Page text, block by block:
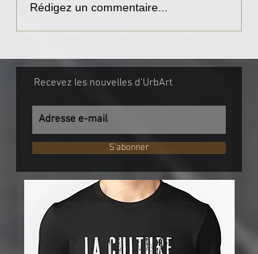
Rédigez un commentaire...
Recevez les nouvelles d'UrbArt
S'abonner